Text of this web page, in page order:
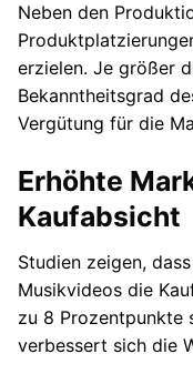
Neben den
erzielen. Je größer
Bekanntheitsgrad
Vergütung für die
Erhöhte
Kaufabsicht
Studien zeigen,
Musikvideos die
zu 8 Prozentpunkte
verbessert sich die